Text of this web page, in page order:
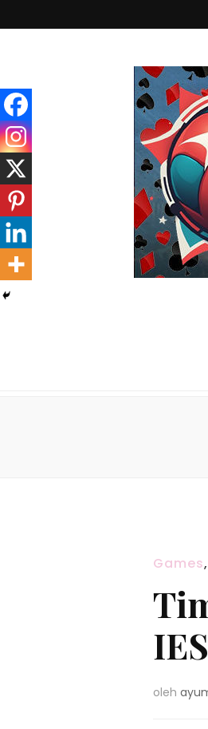
Games,
oleh